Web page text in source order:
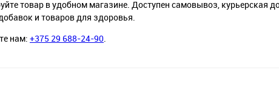
товар в удобном магазине. Доступен самовывоз, курьерская
и товаров для здоровья.
нам: +375 29 688-24-90.